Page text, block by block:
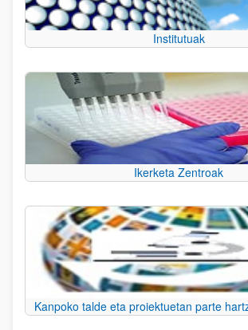
Institutuak
Ikerketa Zentroak
Kanpoko talde eta proiektuetan parte